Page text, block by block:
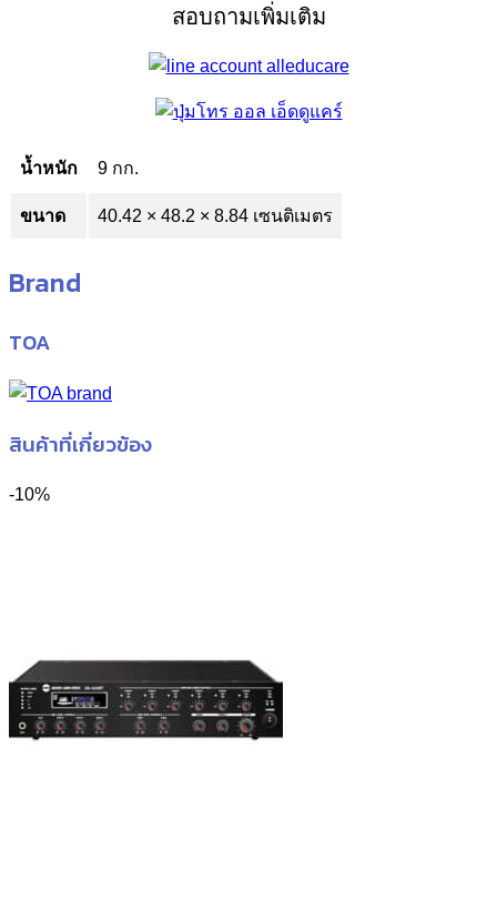
สอบถามเพิ่มเติม
น้ำหนัก 9 กก.
ขนาด 40.42 × 48.2 × 8.84 เซนติเมตร
Brand
TOA
สินค้าที่เกี่ยวข้อง
-10%